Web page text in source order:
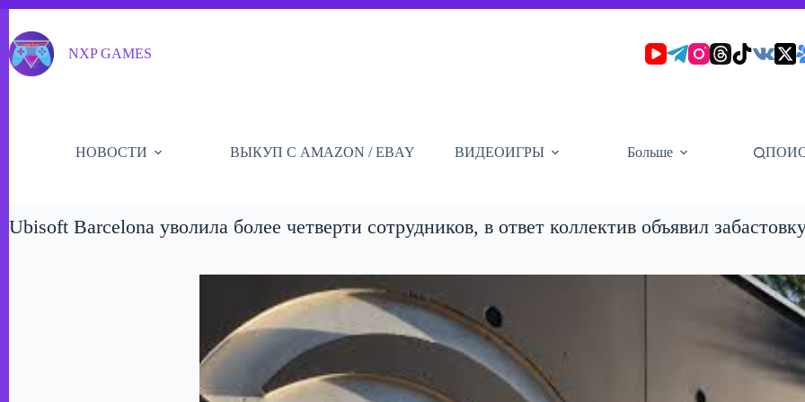
сути
NXP GAMES
НОВОСТИ ВЫКУП С AMAZON / EBAY ВИДЕОИГРЫ Больше
Ubisoft Barcelona уволила более четверти сотрудников, в ответ коллектив объявил